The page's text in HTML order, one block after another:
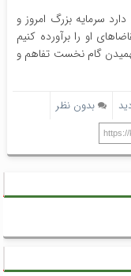
سرمایه بزرگ امروز و
او را برآورده کنیم
گام نخست تفاهم و
بدون نظر
https://